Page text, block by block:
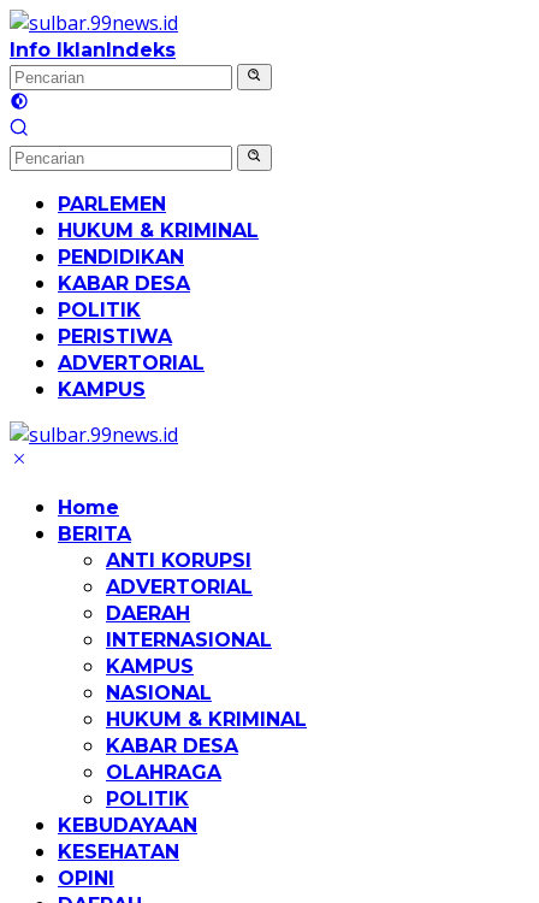
Langsung
ke
konten
Info IklanIndeks
PARLEMEN
HUKUM & KRIMINAL
PENDIDIKAN
KABAR DESA
POLITIK
PERISTIWA
ADVERTORIAL
KAMPUS
Home
BERITA
ANTI KORUPSI
ADVERTORIAL
DAERAH
INTERNASIONAL
KAMPUS
NASIONAL
HUKUM & KRIMINAL
KABAR DESA
OLAHRAGA
POLITIK
KEBUDAYAAN
KESEHATAN
OPINI